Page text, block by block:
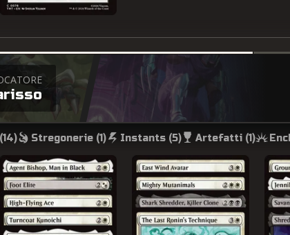
14) Stregonerie (1) Instants (5) Artefatti (1)